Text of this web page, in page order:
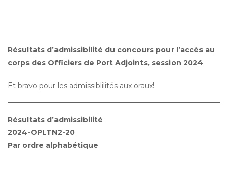
Résultats d’admissibilité du concours pour l’accès au
corps des Officiers de Port Adjoints, session 2024
Et bravo pour les admissiblilités aux oraux!
Résultats d’admissibilité
2024-OPLTN2-20
Par ordre alphabétique